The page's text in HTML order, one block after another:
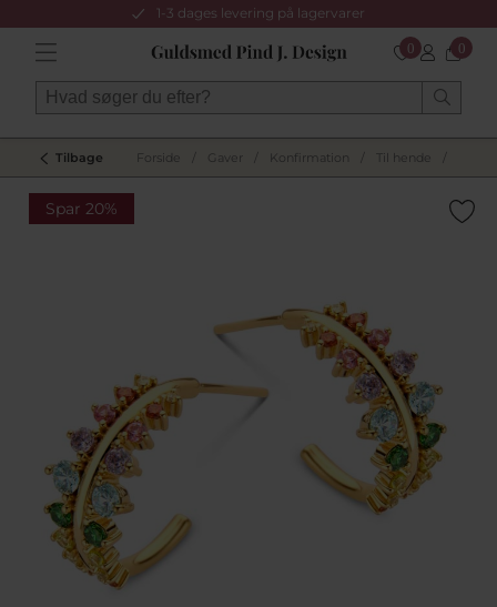
1-3 dages levering på lagervarer
0 0
Tilbage Forside Gaver Konfirmation Til hende
Spar 20%